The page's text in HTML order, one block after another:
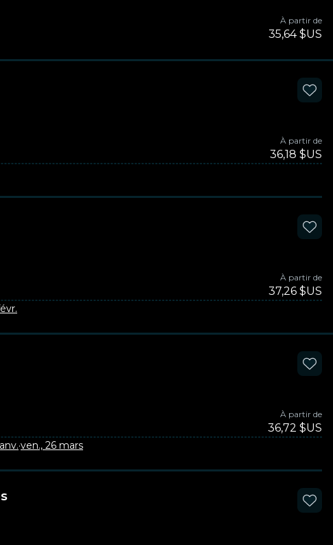
À partir de
35,64 $US
À partir de
36,18 $US
À partir de
37,26 $US
À partir de
36,72 $US
·ven., 26 mars